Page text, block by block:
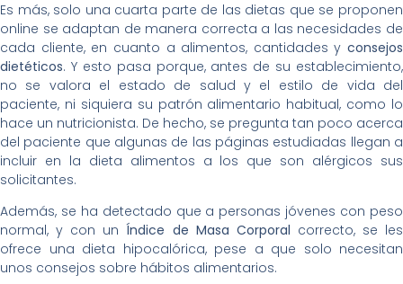
Es más, solo una cuarta parte de las dietas que se proponen
online se adaptan de manera correcta a las necesidades de
cada cliente, en cuanto a alimentos, cantidades y consejos
dietéticos. Y esto pasa porque, antes de su establecimiento,
no se valora el estado de salud y el estilo de vida del
paciente, ni siquiera su patrón alimentario habitual, como lo
hace un nutricionista. De hecho, se pregunta tan poco acerca
del paciente que algunas de las páginas estudiadas llegan a
incluir en la dieta alimentos a los que son alérgicos sus
solicitantes.
Además, se ha detectado que a personas jóvenes con peso
normal, y con un Índice de Masa Corporal correcto, se les
ofrece una dieta hipocalórica, pese a que solo necesitan
unos consejos sobre hábitos alimentarios.